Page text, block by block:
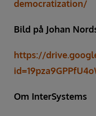
democratization/
Bild på Johan
https://
Om InterSystems